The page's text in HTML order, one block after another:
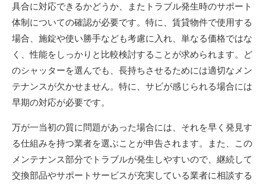
具合に対応できるかどうか、またトラブル発生時のサポート
体制についての確認が必要です。特に、賃貸物件で使用する
場合、施錠や使い勝手なども考慮に入れ、単なる価格ではな
く、性能をしっかりと比較検討することが求められます。ど
のシャッターを選んでも、長持ちさせるためには適切なメン
テナンスが欠かせません。特に、サビが感じられる場合には
早期の対応が必要です。
万が一当初の質に問題があった場合には、それを早く発見す
る仕組みを持つ業者を選ぶことが申告されます。また、この
メンテナンス部分でトラブルが発生しやすいので、継続して
交換部品やサポートサービスが充実している業者に相談する